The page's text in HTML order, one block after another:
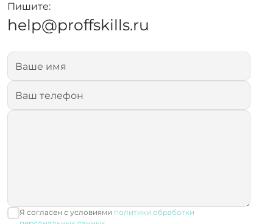
Пишите:
help@proffskills.ru
Я согласен с условиями политики обработки